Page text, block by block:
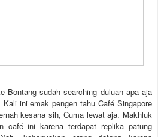
Bontang sudah searching duluan apa aja
Kali ini emak pengen tahu Café Singapore
kesana sih, Cuma lewat aja. Makhluk
café ini karena terdapat replika patung